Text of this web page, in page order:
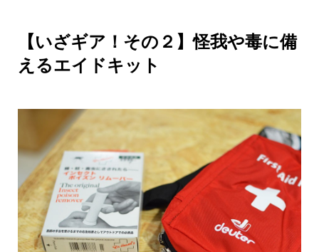
【いざギア！その２】怪我や毒に備
えるエイドキット